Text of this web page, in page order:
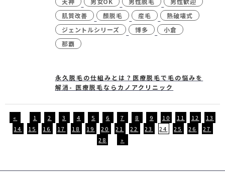
肌質改善
顏脱毛 産毛
熱破壊式
ジェントルシリーズ
博多
小倉
那覇
永久脱毛の仕組みとは？医療脱毛で毛の悩みを
解消- 医療脱毛ならカノアクリニック
« 1 2 3 4 5 6 7 8 9 10 11 12
13
14
15 16 17 18 19 20 21 22 23 24 25 26
27
28
»